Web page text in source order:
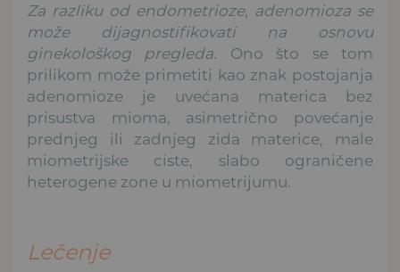
Za razliku od endometrioze, adenomioza se
može dijagnostifikovati na osnovu
ginekološkog pregleda. Ono što se tom
prilikom može primetiti kao znak postojanja
adenomioze je uvećana materica bez
prisustva mioma, asimetrično povećanje
prednjeg ili zadnjeg zida materice, male
miometrijske ciste, slabo ograničene
heterogene zone u miometrijumu.
Lečenje